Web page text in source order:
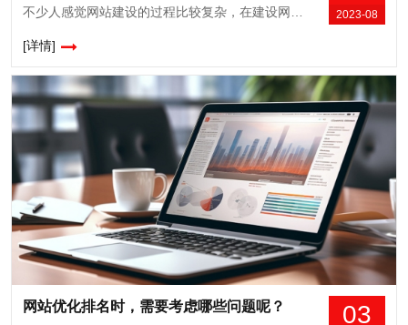
2023-08
不少人感觉网站建设的过程比较复杂，在建设网站的时候不知道该如何做，其实网站建设的过程非常简单，大家只要做好全面充分的准备，提前做好计划方案，这样就会让网站建设效果更完美，而且大家需要了解整个网站建设的流程，避免影响到网站建设的效果和功能，所以下面这些流程大家一定要了解，让建站过程更加容易和轻松。首先，大家需要合理确定网...
[详情]
03
网站优化排名时，需要考虑哪些问题呢？